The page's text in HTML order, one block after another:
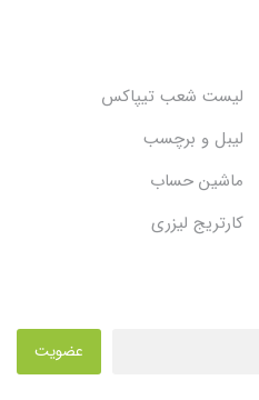
لیست شعب تیپاکس
لیبل و برچسب
ماشین حساب
کارتریج لیزری
عضویت